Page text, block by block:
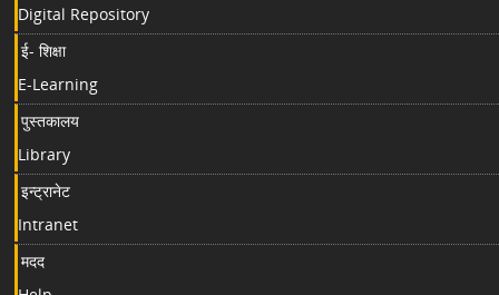
Digital Repository
ई- शिक्षा
E-Learning
पुस्तकालय
Library
इन्ट्रानेट
Intranet
मदद